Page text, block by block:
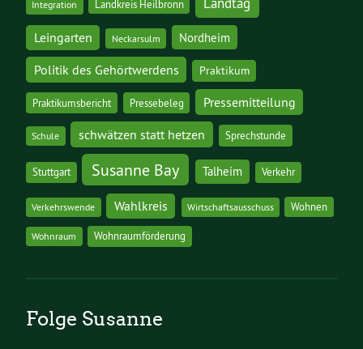
Integration Landkreis Heilbronn
Leingarten Neckarsulm Nordheim
Politik des Gehörtwerdens Praktikum
Praktikumsbericht Pressebeleg Pressemitteilung
Schule schwätzen statt hetzen Sprechstunde
Stuttgart Susanne Bay Talheim Verkehr
Verkehrswende Wahlkreis Wirtschaftsausschuss Wohnen
Wohnraum Wohnraumförderung
Folge Susanne